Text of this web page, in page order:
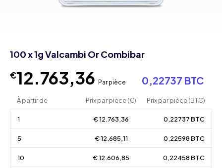
100 x 1g Valcambi Or Combibar
€12.763,36 Par pièce 0,22737 BTC
À partir de Prix par pièce (€) Prix par pièce (BTC)
1 € 12.763,36 0,22737 BTC
5 € 12.685,11 0,22598 BTC
10 € 12.606,85 0,22458 BTC